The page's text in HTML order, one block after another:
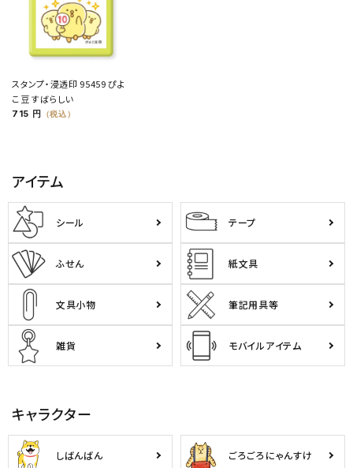
スタンプ・浸透印 95459 ぴよ
こ豆 すばらしい
715 円 （税込）
アイテム
シール テープ
ふせん 紙文具
文具小物 筆記用具等
雑貨 モバイルアイテム
キャラクター
しばんばん ごろごろにゃんすけ